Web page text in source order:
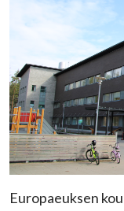
Europaeuksen